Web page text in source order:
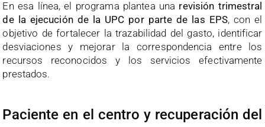
En esa línea, el programa plantea una revisión trimestral
de la ejecución de la UPC por parte de las EPS, con el
objetivo de fortalecer la trazabilidad del gasto, identificar
desviaciones y mejorar la correspondencia entre los
recursos reconocidos y los servicios efectivamente
prestados.
Paciente en el centro y recuperación del